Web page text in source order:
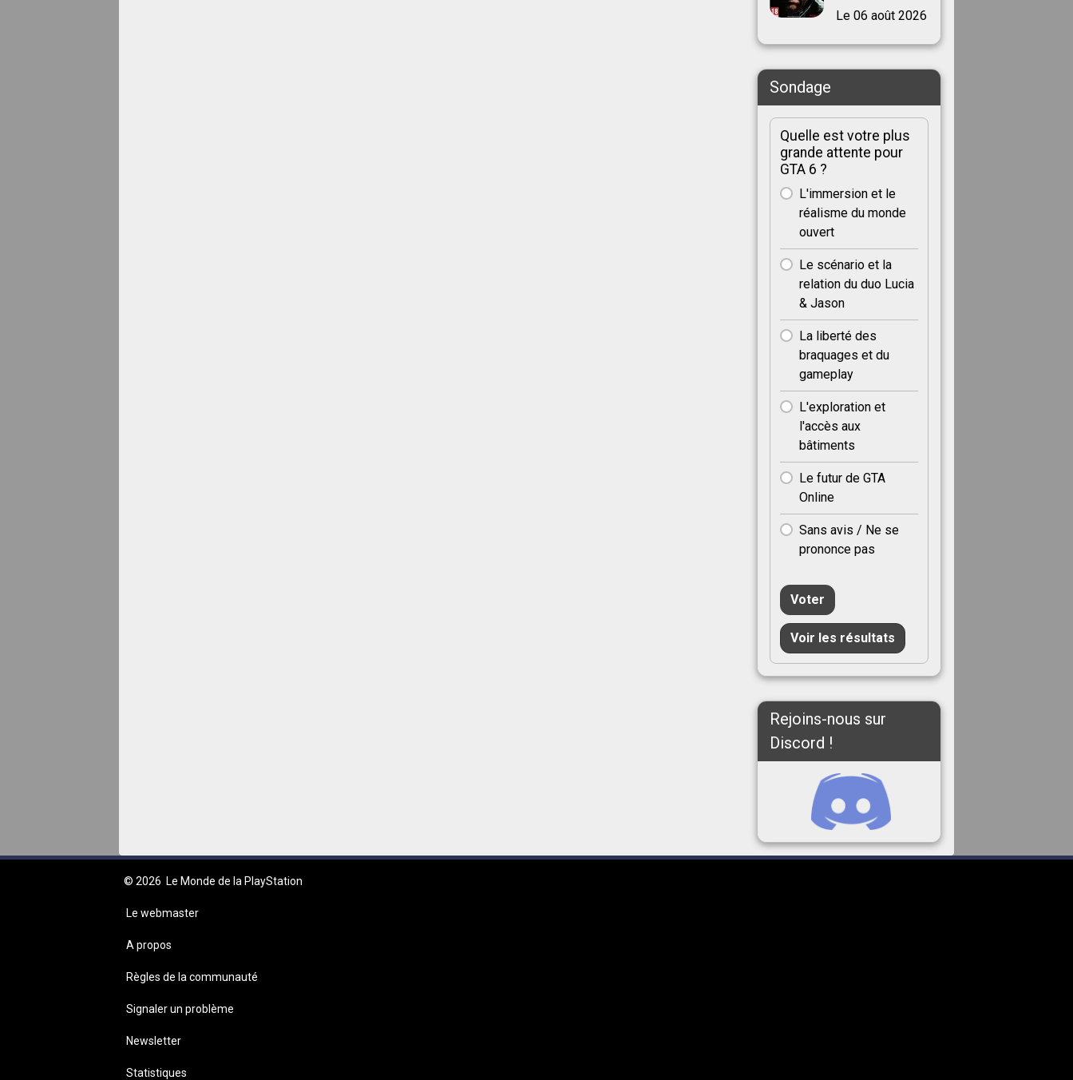
Le 06 août 2026
Sondage
Quelle est votre plus
grande attente pour
GTA 6 ?
L'immersion et le
réalisme du monde
ouvert
Le scénario et la
relation du duo Lucia
& Jason
La liberté des
braquages et du
gameplay
L'exploration et
l'accès aux
bâtiments
Le futur de GTA
Online
Sans avis / Ne se
prononce pas
Voter
Voir les résultats
Rejoins-nous sur
Discord !
© 2026 Le Monde de la PlayStation
Le webmaster
A propos
Règles de la communauté
Signaler un problème
Newsletter
Statistiques